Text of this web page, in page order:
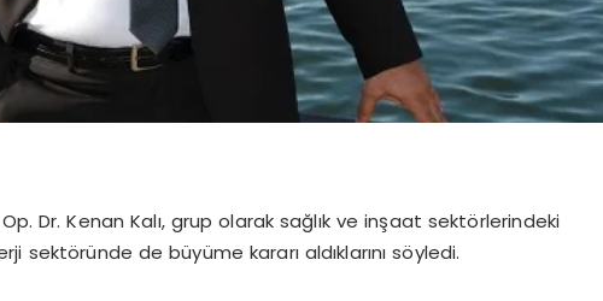
Dr. Kenan Kalı, grup olarak sağlık ve inşaat sektörlerindeki
sektöründe de büyüme kararı aldıklarını söyledi.